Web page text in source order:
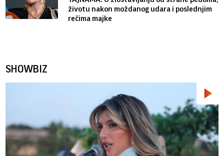
životu nakon moždanog udara i poslednjim
rečima majke
SHOWBIZ